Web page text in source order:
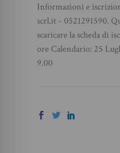
Informazioni e
scrl.it - 0521291590.
scaricare la scheda di
ore Calendario: 25
9.00